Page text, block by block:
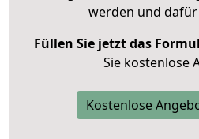
werden und
Füllen Sie jetzt das
Sie kostenlose
Kostenlose